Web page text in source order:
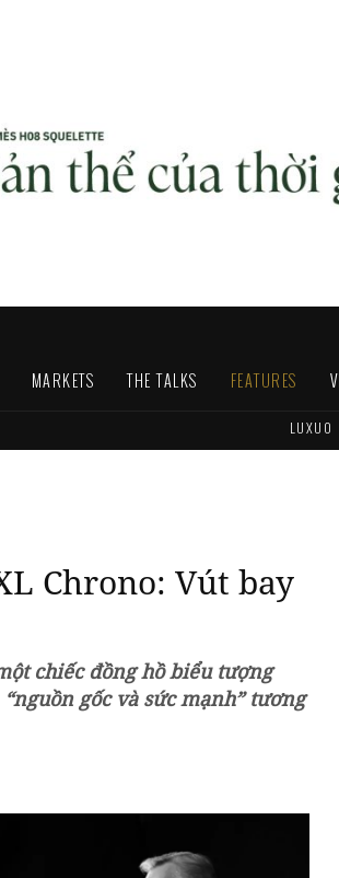
MARKETS THE TALKS FEATURES
LUXUO
Chrono: Vút bay
chiếc đồng hồ biểu tượng
gốc và sức mạnh” tương